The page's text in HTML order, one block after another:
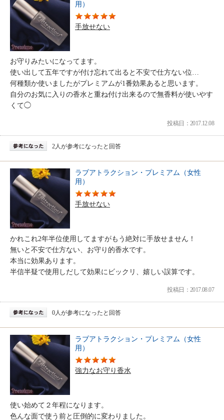
用）
手放せない
お守りみたいになってます。
使い出して五年ですが付け忘れて出ると不安で仕方ない位…
何種類か使いましたがプレミアムが1番効果あると思います。
自分のお気に入りの香水と重ね付け出来るので無香料が使いやす
くて◯
投稿日：2017.12.08
2人が参考になったと回答
ラブアトラクション・プレミアム（女性
用）
手放せない
かれこれ2年半位使用してますがもう絶対に手放せません！
無いと不安で仕方ない、お守り的香水です。
本当に効果あります。
半信半疑で使用しだして効果にビックリ、嬉しい誤算です。
投稿日：2017.08.07
0人が参考になったと回答
ラブアトラクション・プレミアム（女性
用）
強力なお守り香水
使い始めて２年程になります。
色んな面で使う前と圧倒的に変わりました。